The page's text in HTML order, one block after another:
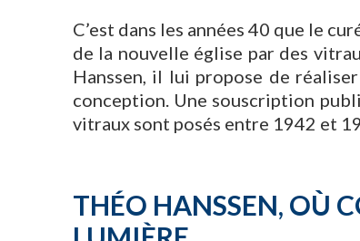
C’est dans les années 40 que le
de la nouvelle église par des
Hanssen, il lui propose de
conception. Une souscription
vitraux sont posés entre 1942 et
THÉO HANSSEN, OÙ